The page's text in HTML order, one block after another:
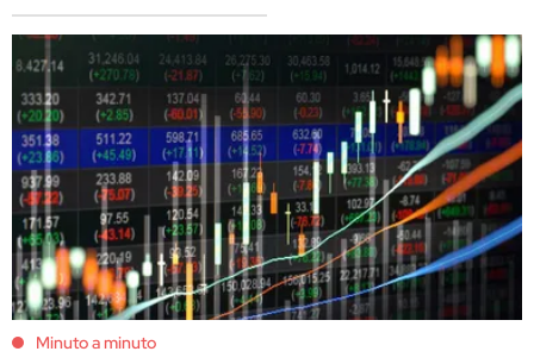
Minuto a minuto